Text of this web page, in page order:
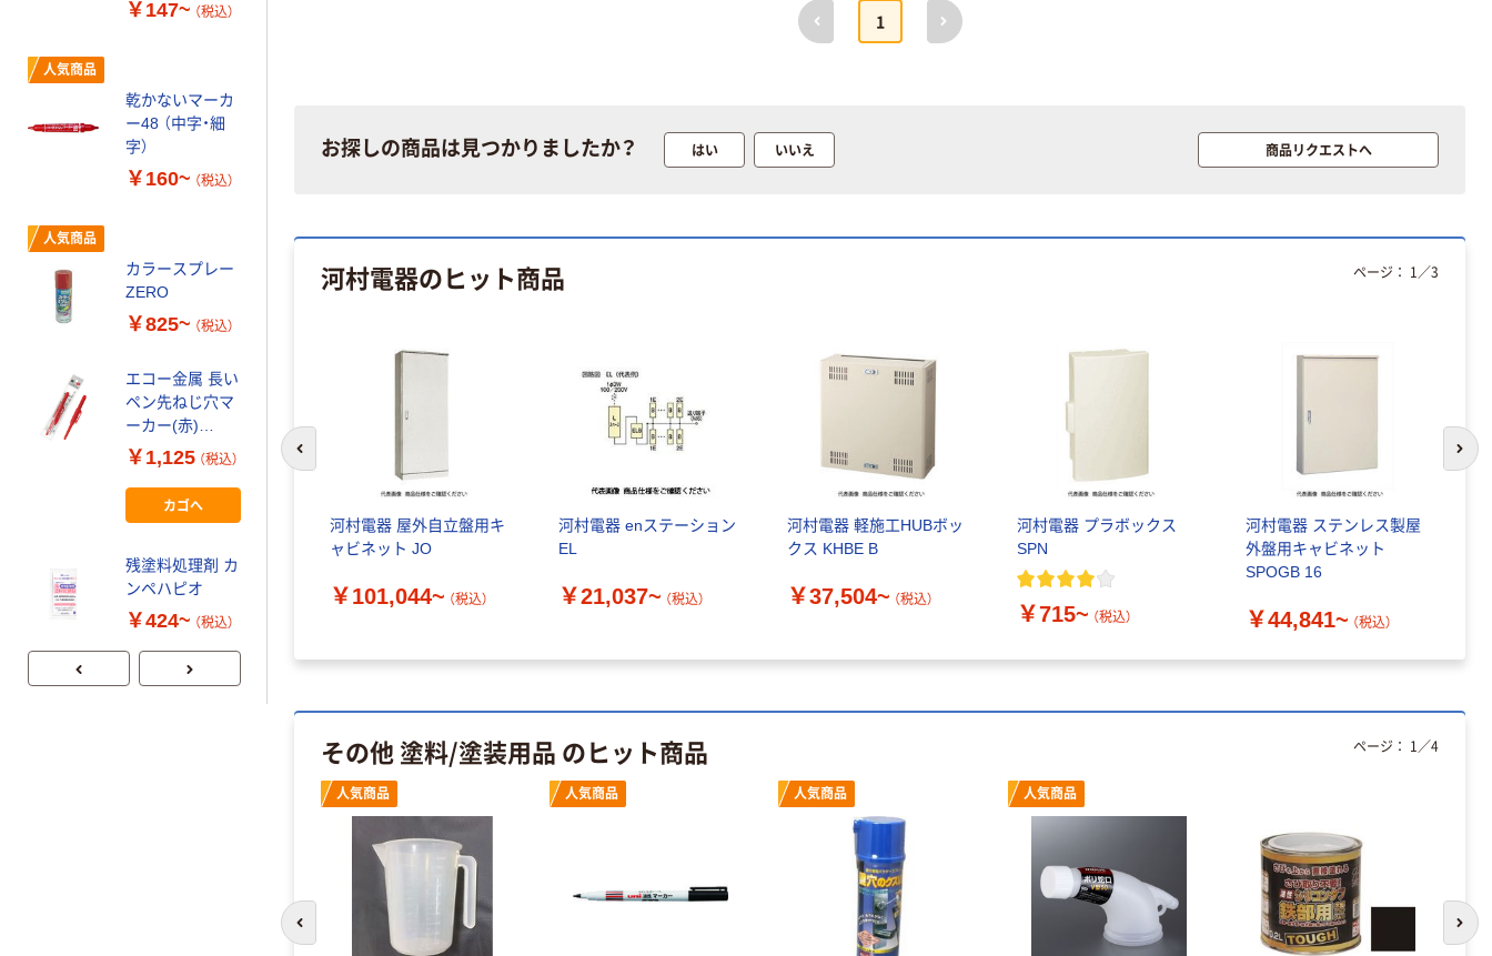
前へ
1
次へ
お探しの商品は見つかりましたか？ はい いいえ 商品リクエストへ
河村電器のヒット商品
河村電器 屋外自立盤用キ
ャビネット JO
￥101,044~ （税込）
河村電器 enステーション
EL
￥21,037~ （税込）
河村電器 軽施工HUBボッ
クス KHBE B
￥37,504~ （税込）
河村電器 プラボックス
SPN
￥715~ （税込）
河村電器 ステンレス製屋
外盤用キャビネット
SPOGB 16
￥44,841~ （税込）
ページ： 1 ／3
次
その他 塗料/塗装用品 のヒット商品
人気商品 人気商品 人気商品 人気商品
ページ： 1 ／4
前のスライドへ 次
￥147~ （税込）
人気商品
乾かないマーカ
ー48 （中字・細
字）
￥160~ （税込）
人気商品
カラースプレー
ZERO
￥825~ （税込）
エコー金属 長い
ペン先ねじ穴マ
ーカー(赤)
0562-694 1箱
(10入)（直送品）
￥1,125 （税込）
カゴへ
残塗料処理剤 カ
ンペハピオ
￥424~ （税込）
プ
￥1,173~
アサヒペン イン
用保護スプレー
吹付けプレート
250 マグネット
6300064790 1
枚（直送品）
サクラ ソリッド
字）
人気商品
エコー金属 長い
ペン先ねじ穴マ
ーカー(赤)
0562-694 1箱
￥1,125
ンペハピオ